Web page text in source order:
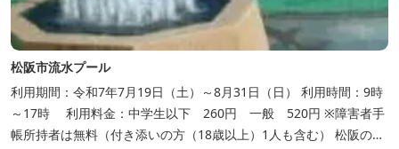
松阪市流水プール
利用期間：令和7年7月19日（土）～8月31日（日） 利用時間：9時
～17時 利用料金：中学生以下 260円 一般 520円 ※障害者手
帳所持者は無料（付き添いの方（18歳以上）1人も含む） 松阪の観